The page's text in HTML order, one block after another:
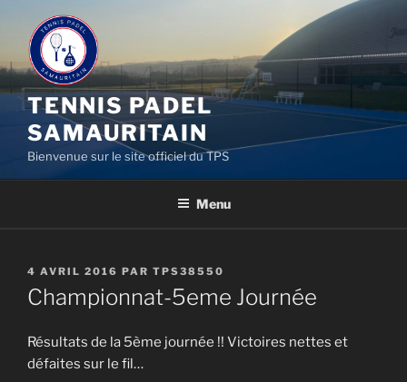
contenu
principal
TENNIS PADEL
SAMAURITAIN
Bienvenue sur le site officiel du TPS
Menu
PUBLIÉ
LE
4 AVRIL 2016 PAR TPS38550
Championnat-5eme Journée
Résultats de la 5ème journée !! Victoires nettes et
défaites sur le fil…